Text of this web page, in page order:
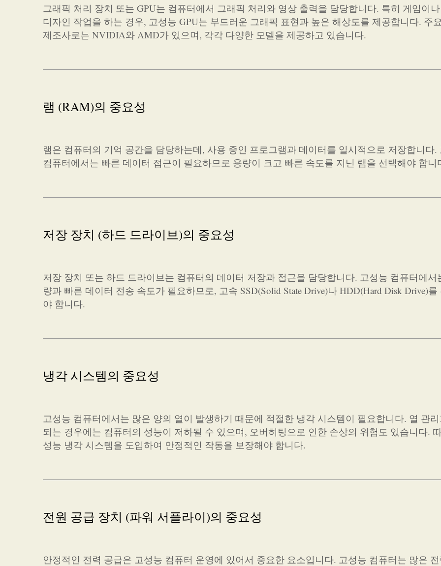
그래픽 처리 장치 또는 GPU는 컴퓨터에서 그래픽 처리와 영상 출력을 담당합니다. 특히 게임이
디자인 작업을 하는 경우, 고성능 GPU는 부드러운 그래픽 표현과 높은 해상도를 제공합니다. 주
제조사로는 NVIDIA와 AMD가 있으며, 각각 다양한 모델을 제공하고 있습니다.
램 (RAM)의 중요성
램은 컴퓨터의 기억 공간을 담당하는데, 사용 중인 프로그램과 데이터를 일시적으로 저장합니다.
컴퓨터에서는 빠른 데이터 접근이 필요하므로 용량이 크고 빠른 속도를 지닌 램을 선택해야 합니
저장 장치 (하드 드라이브)의 중요성
저장 장치 또는 하드 드라이브는 컴퓨터의 데이터 저장과 접근을 담당합니다. 고성능 컴퓨터에서
량과 빠른 데이터 전송 속도가 필요하므로, 고속 SSD(Solid State Drive)나 HDD(Hard Disk Drive)를
야 합니다.
냉각 시스템의 중요성
고성능 컴퓨터에서는 많은 양의 열이 발생하기 때문에 적절한 냉각 시스템이 필요합니다. 열 관
되는 경우에는 컴퓨터의 성능이 저하될 수 있으며, 오버히팅으로 인한 손상의 위험도 있습니다.
성능 냉각 시스템을 도입하여 안정적인 작동을 보장해야 합니다.
전원 공급 장치 (파워 서플라이)의 중요성
안정적인 전력 공급은 고성능 컴퓨터 운영에 있어서 중요한 요소입니다. 고성능 컴퓨터는 많은